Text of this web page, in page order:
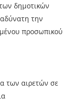
δημοτικών
αδύνατη την
προσωπικού
των αιρετών σε